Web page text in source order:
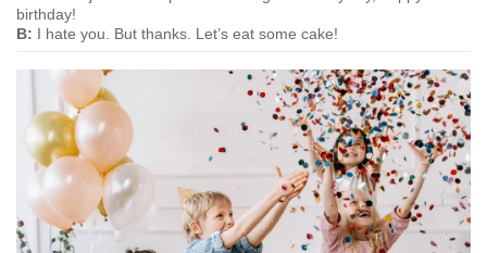
birthday!
B: I hate you. But thanks. Let’s eat some cake!